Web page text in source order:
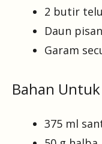
2 butir
Daun
Garam
Bahan
375 ml